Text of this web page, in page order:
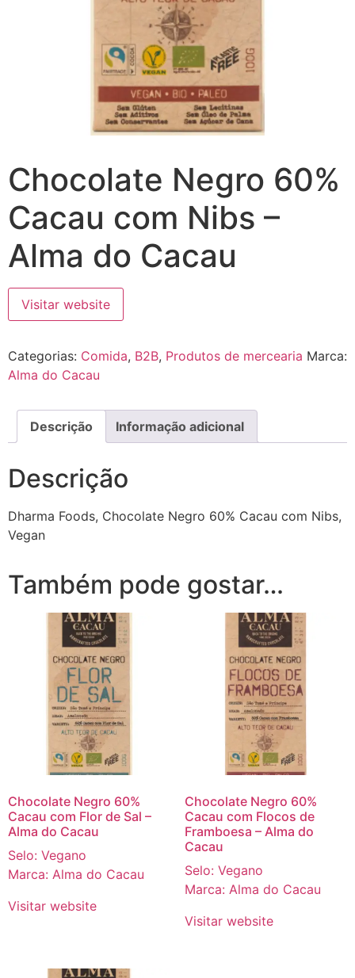
Chocolate Negro 60%
Cacau com Nibs –
Alma do Cacau
Visitar website
Categorias: Comida, B2B, Produtos de mercearia Marca:
Alma do Cacau
Descrição Informação adicional
Descrição
Dharma Foods, Chocolate Negro 60% Cacau com Nibs,
Vegan
Também pode gostar…
Chocolate Negro 60%
Cacau com Flor de Sal –
Alma do Cacau
Selo: Vegano
Marca: Alma do Cacau
Visitar website
Chocolate Negro 60%
Cacau com Flocos de
Framboesa – Alma do
Cacau
Selo: Vegano
Marca: Alma do Cacau
Visitar website